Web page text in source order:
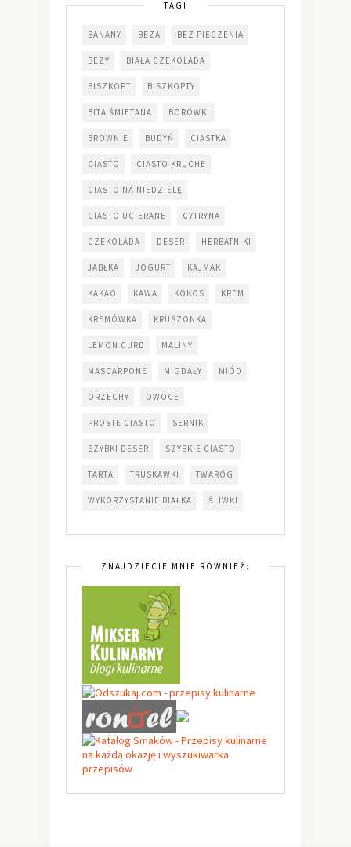
TAGI
BANANY BEZA BEZ PIECZENIA
BEZY BIAŁA CZEKOLADA
BISZKOPT BISZKOPTY
BITA ŚMIETANA BORÓWKI
BROWNIE BUDYŃ CIASTKA
CIASTO CIASTO KRUCHE
CIASTO NA NIEDZIELĘ
CIASTO UCIERANE CYTRYNA
CZEKOLADA DESER HERBATNIKI
JABŁKA JOGURT KAJMAK
KAKAO KAWA KOKOS KREM
KREMÓWKA KRUSZONKA
LEMON CURD MALINY
MASCARPONE MIGDAŁY MIÓD
ORZECHY OWOCE
PROSTE CIASTO SERNIK
SZYBKI DESER SZYBKIE CIASTO
TARTA TRUSKAWKI TWARÓG
WYKORZYSTANIE BIAŁKA ŚLIWKI
ZNAJDZIECIE MNIE RÓWNIEŻ: